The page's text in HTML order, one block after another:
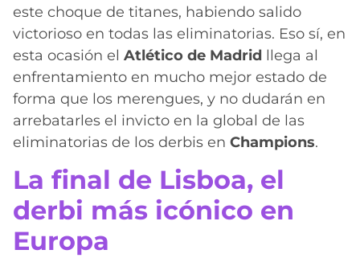
este choque de titanes, habiendo salido
victorioso en todas las eliminatorias. Eso sí, en
esta ocasión el Atlético de Madrid llega al
enfrentamiento en mucho mejor estado de
forma que los merengues, y no dudarán en
arrebatarles el invicto en la global de las
eliminatorias de los derbis en Champions.
La final de Lisboa, el
derbi más icónico en
Europa